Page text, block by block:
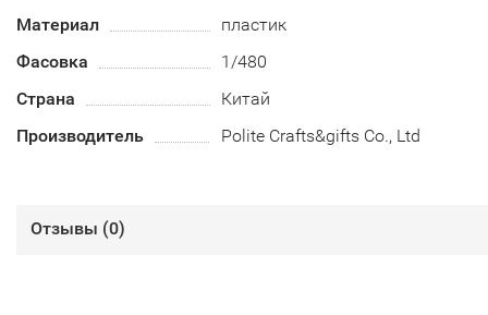
Материал
пластик
Фасовка
1/480
Страна
Китай
Производитель
Polite Crafts&gifts Co., Ltd
Отзывы (0)